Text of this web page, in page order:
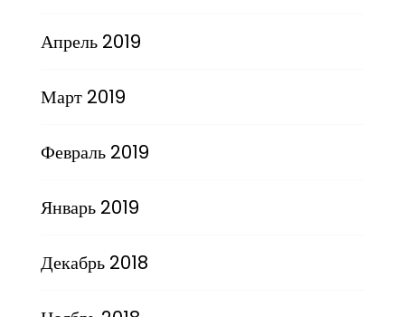
Апрель 2019
Март 2019
Февраль 2019
Январь 2019
Декабрь 2018